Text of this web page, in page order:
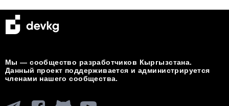
Мы — сообщество разработчиков Кыргызстана.
Данный проект поддерживается и администрируется
членами нашего сообщества.